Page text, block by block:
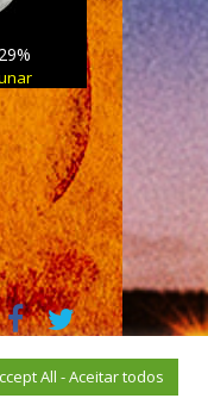
All - Aceitar todos